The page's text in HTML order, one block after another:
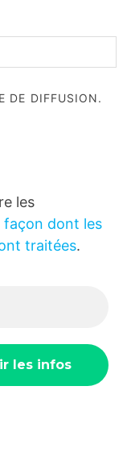
DE DIFFUSION.
les
façon dont les
traitées.